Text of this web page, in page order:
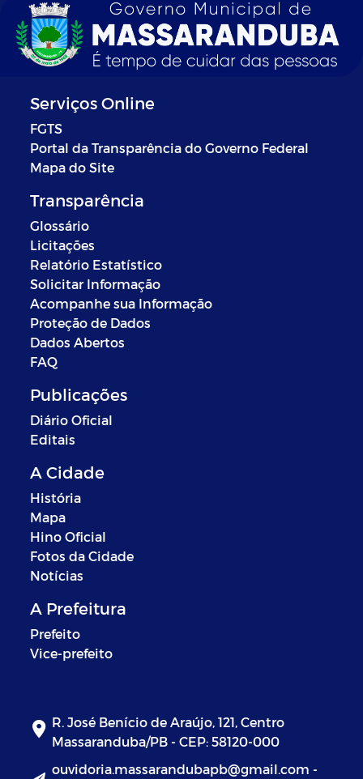
Serviços Online
FGTS
Portal da Transparência do Governo Federal
Mapa do Site
Transparência
Glossário
Licitações
Relatório Estatístico
Solicitar Informação
Acompanhe sua Informação
Proteção de Dados
Dados Abertos
FAQ
Publicações
Diário Oficial
Editais
A Cidade
História
Mapa
Hino Oficial
Fotos da Cidade
Notícias
A Prefeitura
Prefeito
Vice-prefeito
R. José Benício de Araújo, 121, Centro
Massaranduba/PB - CEP: 58120-000
ouvidoria.massarandubapb@gmail.com -